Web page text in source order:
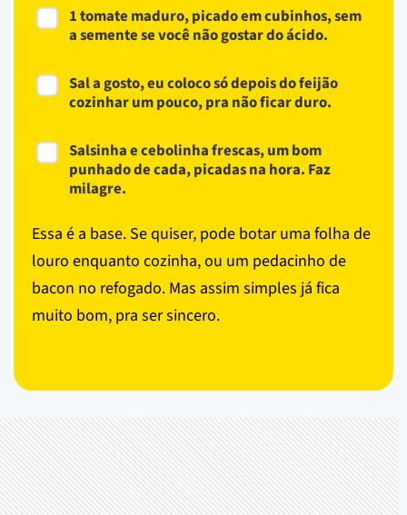
1 tomate maduro, picado em cubinhos, sem
a semente se você não gostar do ácido.
Sal a gosto, eu coloco só depois do feijão
cozinhar um pouco, pra não ficar duro.
Salsinha e cebolinha frescas, um bom
punhado de cada, picadas na hora. Faz
milagre.
Essa é a base. Se quiser, pode botar uma folha de
louro enquanto cozinha, ou um pedacinho de
bacon no refogado. Mas assim simples já fica
muito bom, pra ser sincero.